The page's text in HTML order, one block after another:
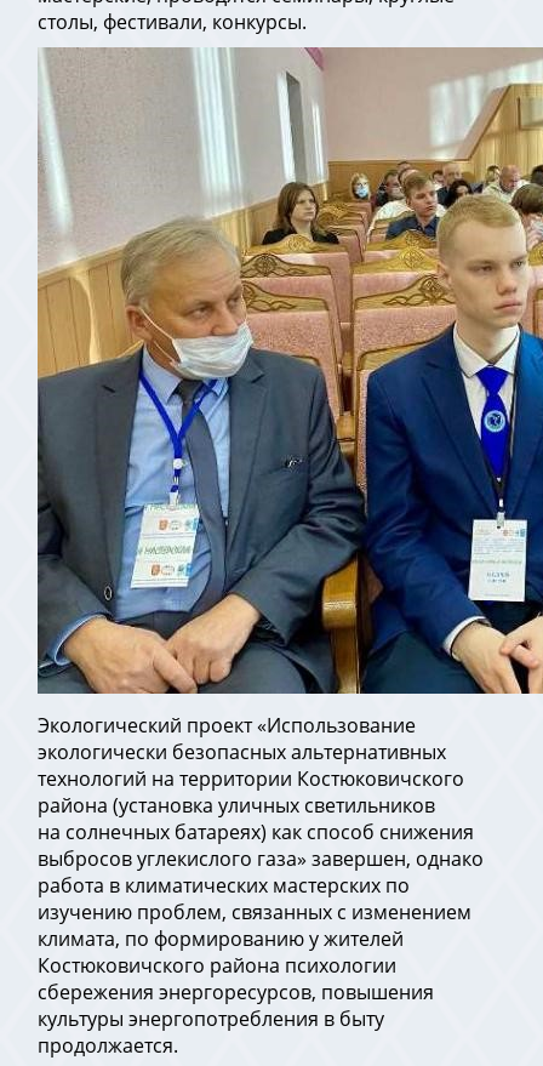
столы, фестивали, конкурсы.
Экологический проект «Использование
экологически безопасных альтернативных
технологий на территории Костюковичского
района (установка уличных светильников
на солнечных батареях) как способ снижения
выбросов углекислого газа» завершен, однако
работа в климатических мастерских по
изучению проблем, связанных с изменением
климата, по формированию у жителей
Костюковичского района психологии
сбережения энергоресурсов, повышения
культуры энергопотребления в быту
продолжается.